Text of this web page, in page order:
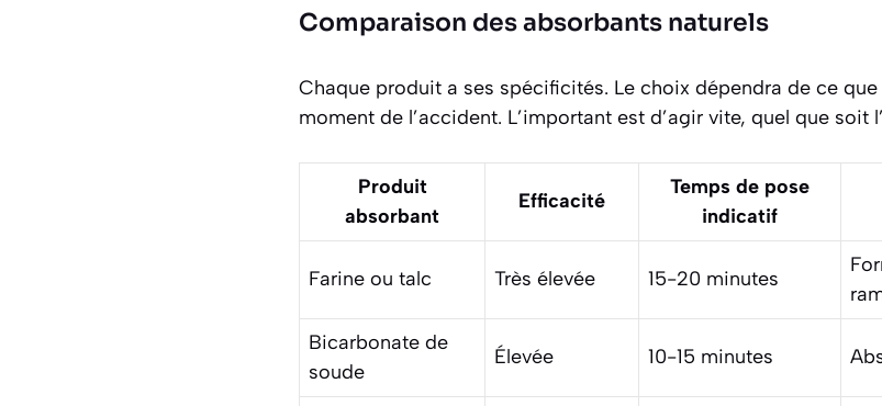
Comparaison des absorbants naturels
Chaque produit a ses spécificités. Le choix dépendra de ce
moment de l’accident. L’important est d’agir vite, quel que soit
Produit
absorbant
Efficacité
Temps de pose
indicatif
Farine ou talc Très élevée 15-20 minutes
Bicarbonate de
soude
Élevée 10-15 minutes